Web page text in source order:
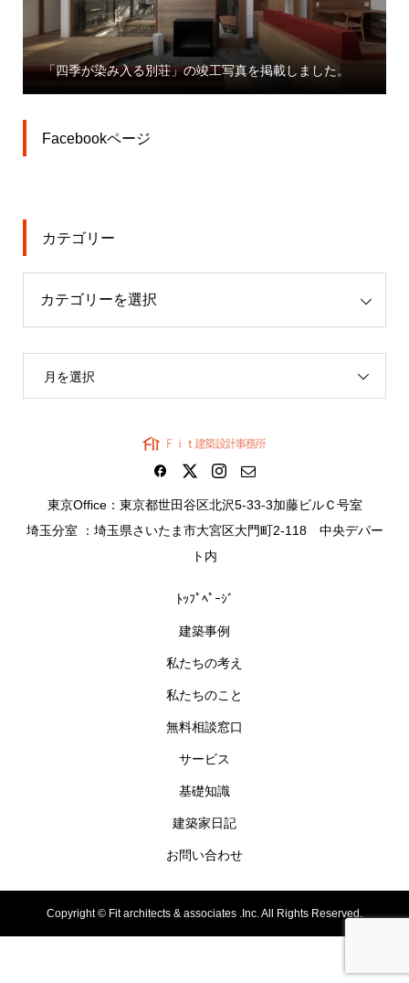
た。
「大宮駅東口大門町２丁目中地区第一種市街地再開発
業」プレスリリース
Facebookページ
カテゴリー
月を選択
東京Office：東京都世田谷区北沢5-33-3加藤ビルＣ号室
埼玉分室 ：埼玉県さいたま市大宮区大門町2-118 中央デパー
ト内
ﾄｯﾌﾟﾍﾟｰｼﾞ
建築事例
私たちの考え
私たちのこと
無料相談窓口
サービス
基礎知識
建築家日記
お問い合わせ
Copyright © Fit architects & associates .Inc. All Rights Reserved.